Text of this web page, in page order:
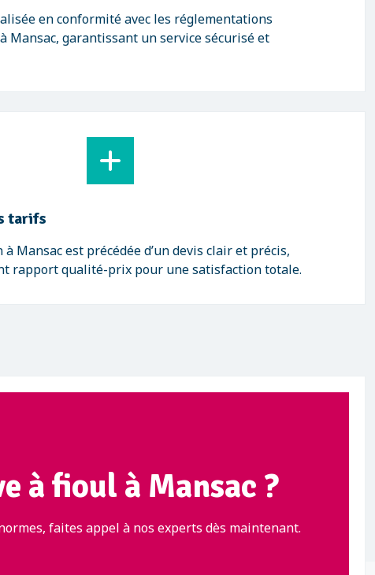
en conformité avec les réglementations
Mansac, garantissant un service sécurisé et
tarifs
Mansac est précédée d’un devis clair et précis,
rapport qualité-prix pour une satisfaction totale.
à fioul à Mansac ?
faites appel à nos experts dès maintenant.